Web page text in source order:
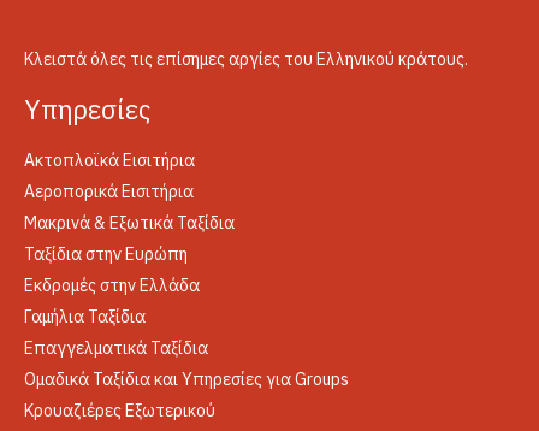
Κλειστά όλες τις επίσημες αργίες του Ελληνικού κράτους.
Yπηρεσίες
Ακτοπλοϊκά Εισιτήρια
Αεροπορικά Εισιτήρια
Μακρινά & Εξωτικά Ταξίδια
Ταξίδια στην Ευρώπη
Εκδρομές στην Ελλάδα
Γαμήλια Ταξίδια
Επαγγελματικά Ταξίδια
Ομαδικά Ταξίδια και Υπηρεσίες για Groups
Κρουαζιέρες Εξωτερικού